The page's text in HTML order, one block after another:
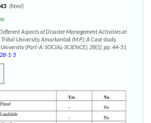
(html)
Aspects of Disaster Management Activities at
University, Amarkantak (M.P.): A Case study.
(Part-A: SOCIAL-SCIENCE), 28(1), pp. 44-51
1-5